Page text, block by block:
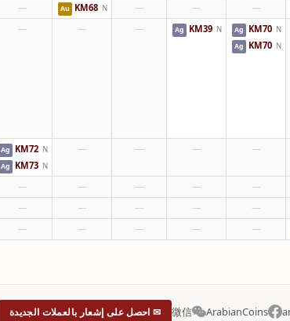
—
—
—
KM68 N
Au
—
KM70 N
Ag
KM70 N
Ag
KM39 N
Ag
—
—
—
—
—
—
—
KM72 N
Ag
KM73 N
Ag
—
—
—
—
—
—
—
—
—
—
—
—
—
—
—
ArabianCoins
微信 ✉ احصل على إشعار بالعملات الجديدة